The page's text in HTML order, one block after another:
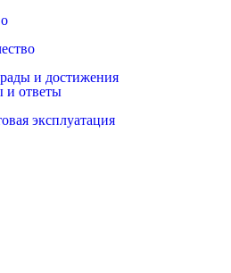
и достижения
и ответы
эксплуатация